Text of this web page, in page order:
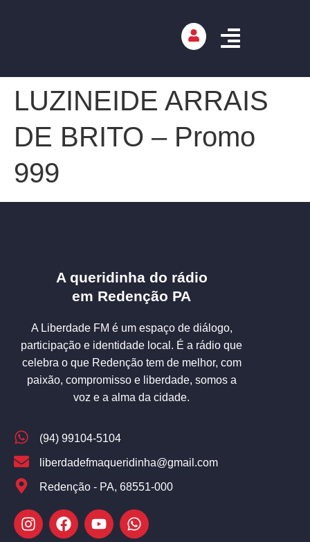
LUZINEIDE ARRAIS
DE BRITO – Promo
999
A queridinha do rádio
em Redenção PA
A Liberdade FM é um espaço de diálogo,
participação e identidade local. É a rádio que
celebra o que Redenção tem de melhor, com
paixão, compromisso e liberdade, somos a
voz e a alma da cidade.
(94) 99104-5104
liberdadefmaqueridinha@gmail.com
Redenção - PA, 68551-000